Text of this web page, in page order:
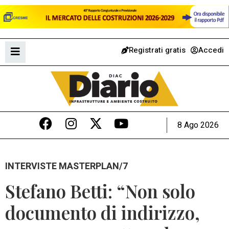
Registrati gratis Accedi
8 Ago 2026
INTERVISTE MASTERPLAN/7
Stefano Betti: “Non solo
documento di indirizzo,